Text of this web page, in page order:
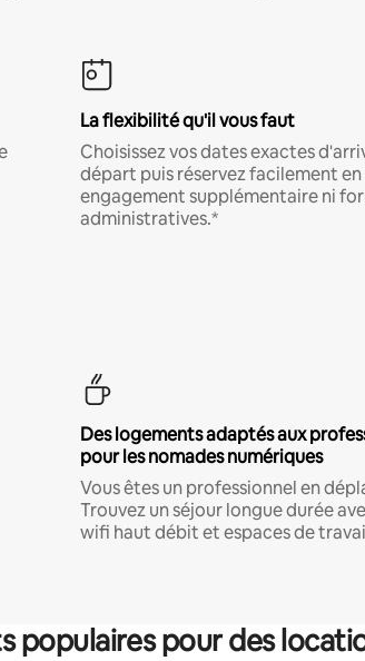
La flexibilité qu'il vous faut
Choisissez vos dates exactes
départ puis réservez facilement en
engagement supplémentaire ni
administratives.*
Des logements adaptés aux
pour les nomades numériques
Vous êtes un professionnel en
Trouvez un séjour longue durée
wifi haut débit et espaces de
populaires pour des